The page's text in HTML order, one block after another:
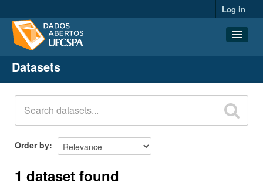
Log in
Datasets
Organizations
Groups
About
Datasets
Order by
1 dataset found